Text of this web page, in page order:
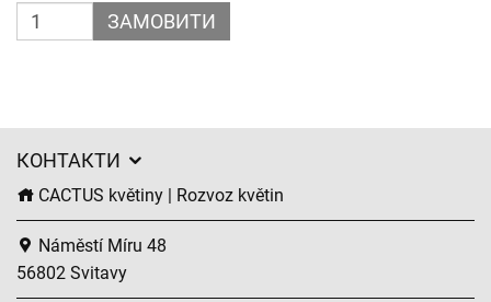
ЗАМОВИТИ
КОНТАКТИ
CACTUS květiny | Rozvoz květin
Náměstí Míru 48
56802 Svitavy